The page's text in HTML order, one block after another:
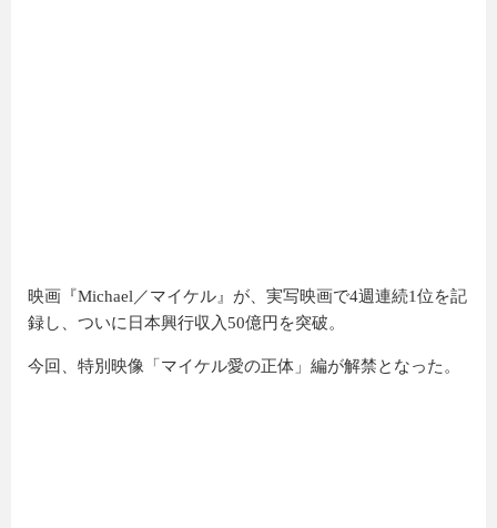
映画『Michael／マイケル』が、実写映画で4週連続1位を記
録し、ついに日本興行収入50億円を突破。
今回、特別映像「マイケル愛の正体」編が解禁となった。